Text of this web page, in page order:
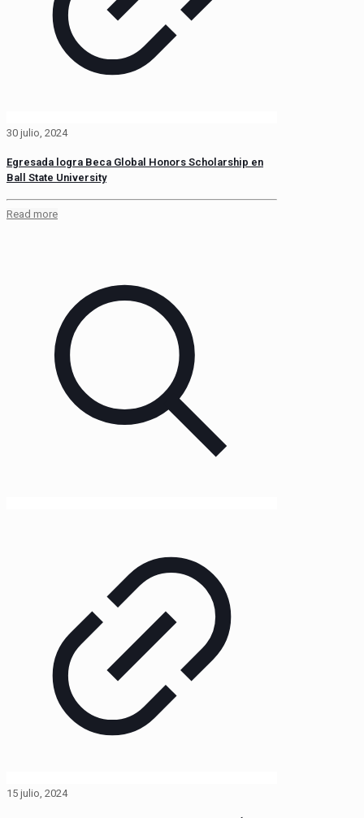
30 julio, 2024
Egresada logra Beca Global Honors Scholarship en
Ball State University
Read more
15 julio, 2024